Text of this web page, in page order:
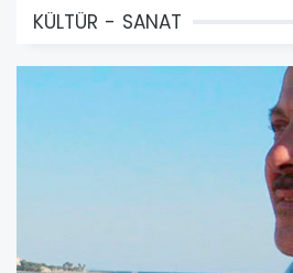
KÜLTÜR - SANAT